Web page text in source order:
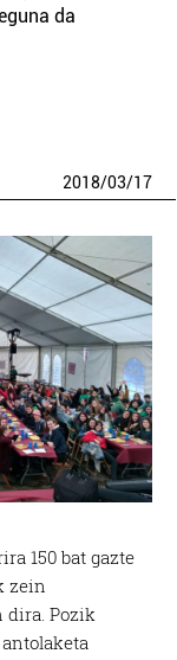
da
2018/03/17
150 bat gazte
zein
dira. Pozik